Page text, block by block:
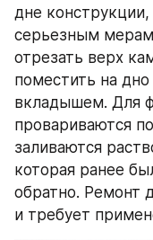
дне
серьезным
отрезать верх
поместить на
вкладышем. Для
провариваются
заливаются
которая ранее
обратно. Ремонт
и требует